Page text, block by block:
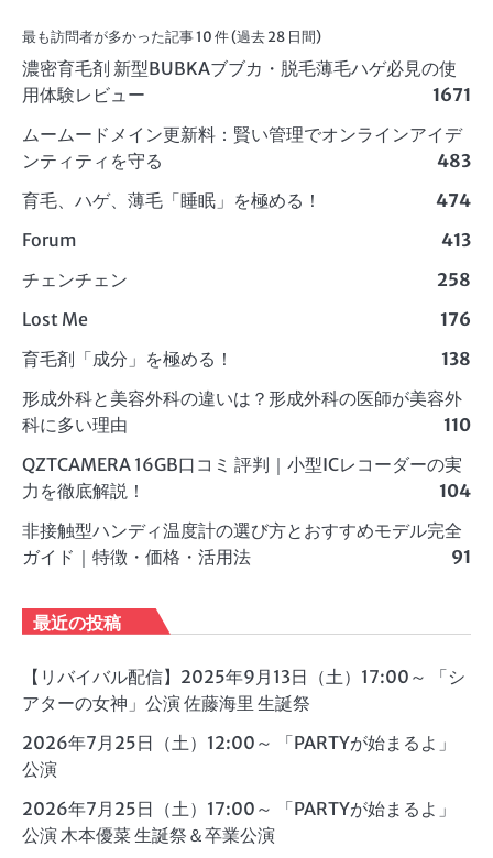
最も訪問者が多かった記事 10 件 (過去 28 日間)
濃密育毛剤 新型BUBKAブブカ・脱毛薄毛ハゲ必見の使
用体験レビュー
1671
ムームードメイン更新料：賢い管理でオンラインアイデ
ンティティを守る
483
育毛、ハゲ、薄毛「睡眠」を極める！
474
Forum
413
チェンチェン
258
Lost Me
176
育毛剤「成分」を極める！
138
形成外科と美容外科の違いは？形成外科の医師が美容外
科に多い理由
110
QZTCAMERA 16GB口コミ 評判｜小型ICレコーダーの実
力を徹底解説！
104
非接触型ハンディ温度計の選び方とおすすめモデル完全
ガイド｜特徴・価格・活用法
91
最近の投稿
【リバイバル配信】2025年9月13日（土）17:00～ 「シ
アターの女神」公演 佐藤海里 生誕祭
2026年7月25日（土）12:00～ 「PARTYが始まるよ」
公演
2026年7月25日（土）17:00～ 「PARTYが始まるよ」
公演 木本優菜 生誕祭＆卒業公演